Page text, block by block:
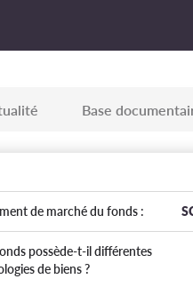
Base
de marché du fonds :
possède-t-il différentes
de biens ?